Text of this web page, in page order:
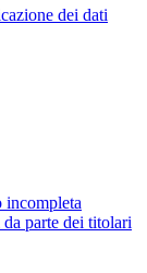
dei dati
incompleta
parte dei titolari